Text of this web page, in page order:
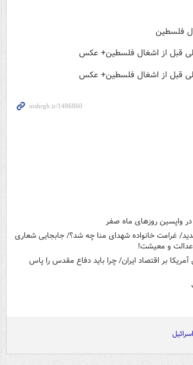
غرامت خانواده شهدای منا چه شد؟/ جابجایی شعاری
عدالت و معیشت!
آخرین ترکش آمریکا بر اقتصاد ایران/ چرا باید دفاع مقدس را پاس
اسرائیل